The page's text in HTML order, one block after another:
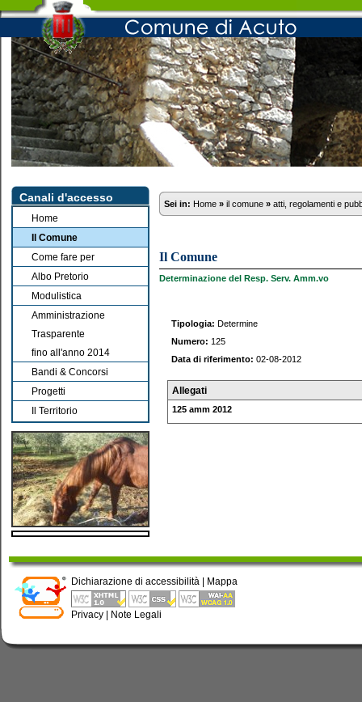
Canali d'accesso
Home
Il Comune
Come fare per
Albo Pretorio
Modulistica
Amministrazione
Trasparente
fino all'anno 2014
Bandi & Concorsi
Progetti
Il Territorio
Sei in: Home » il comune » atti, regolamenti e
Il Comune
Determinazione del Resp. Serv. Amm.vo
Tipologia: Determine
Numero: 125
Data di riferimento: 02-08-2012
Allegati
125 amm 2012
Dichiarazione di accessibilità | Mappa
Privacy | Note Legali